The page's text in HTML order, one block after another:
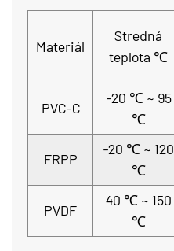
Materiál
Stredná
teplota ℃
PVC-C
-20 ℃ ~ 95
℃
FRPP
-20 ℃ ~ 120
℃
PVDF
40 ℃ ~ 150
℃